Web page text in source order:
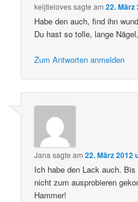
keijtielovessagte am22. März
Habe den auch, find ihn
Du hast so tolle, lange
Zum Antworten anmelden
Jana sagte am22. März 2012
Ich habe den Lack auch.
nicht zum ausprobieren
Hammer!